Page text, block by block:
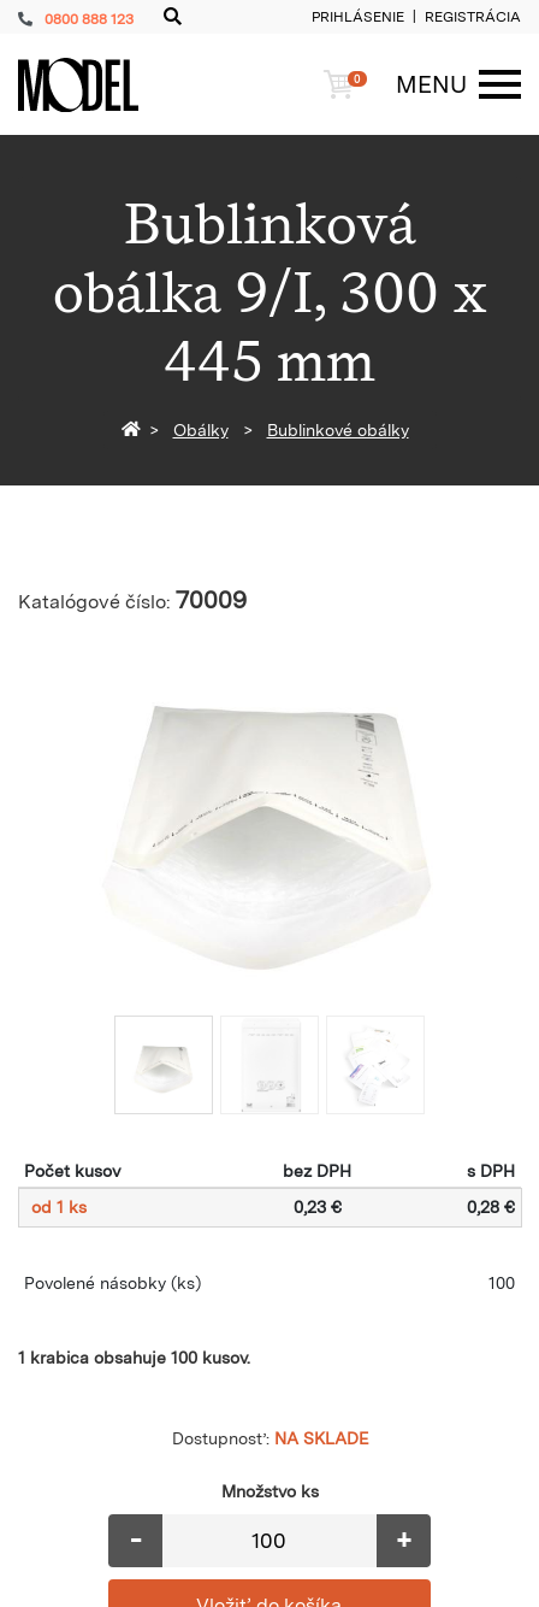
0800 888 123 PRIHLÁSENIE REGISTRÁCIA
PackShop Košík
0
MENU
Bublinková
obálka 9/I, 300 x
445 mm
Späť na homepage
Obálky Bublinkové obálky
Katalógové číslo: 70009
Počet kusov bez DPH
s DPH
od 1 ks
0,23 € 0,28 €
Povolené násobky (ks) 100
1 krabica obsahuje 100 kusov.
Dostupnosť: NA SKLADE
Množstvo ks
- +